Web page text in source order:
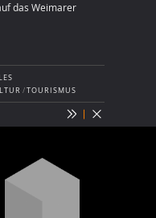
das Weimarer
/TOURISMUS